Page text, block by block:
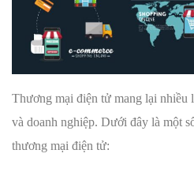
Thương mại điện tử mang lại nhiều
và doanh nghiệp. Dưới đây là một
thương mại điện tử: